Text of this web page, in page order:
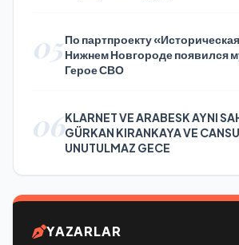
05По партпроекту
Нижнем Новгороде появился
Герое СВО
06KLARNET VE ARABESK AYNI
GÜRKAN KIRANKAYA VE
UNUTULMAZ GECE
YAZARLAR